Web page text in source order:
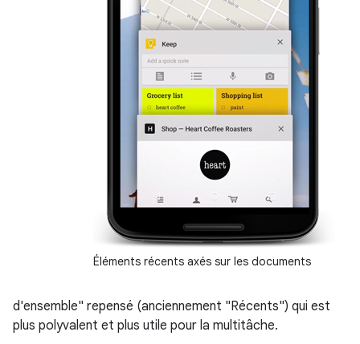
Éléments récents axés sur les documents
d'ensemble" repensé (anciennement "Récents") qui est
plus polyvalent et plus utile pour la multitâche.